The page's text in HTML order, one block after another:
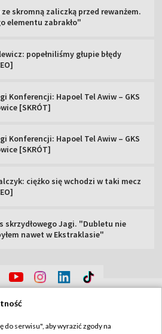
ze skromną zaliczką przed rewanżem.
elementu zabrakło"
popełniliśmy głupie błędy
Konferencji: Hapoel Tel Awiw – GKS
[SKRÓT]
Konferencji: Hapoel Tel Awiw – GKS
[SKRÓT]
ciężko się wchodzi w taki mecz
skrzydłowego Jagi. "Dubletu nie
nawet w Ekstraklasie"
do serwisu", aby wyrazić zgody na